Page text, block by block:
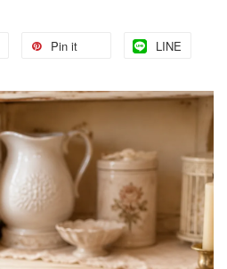
Pin it LINE